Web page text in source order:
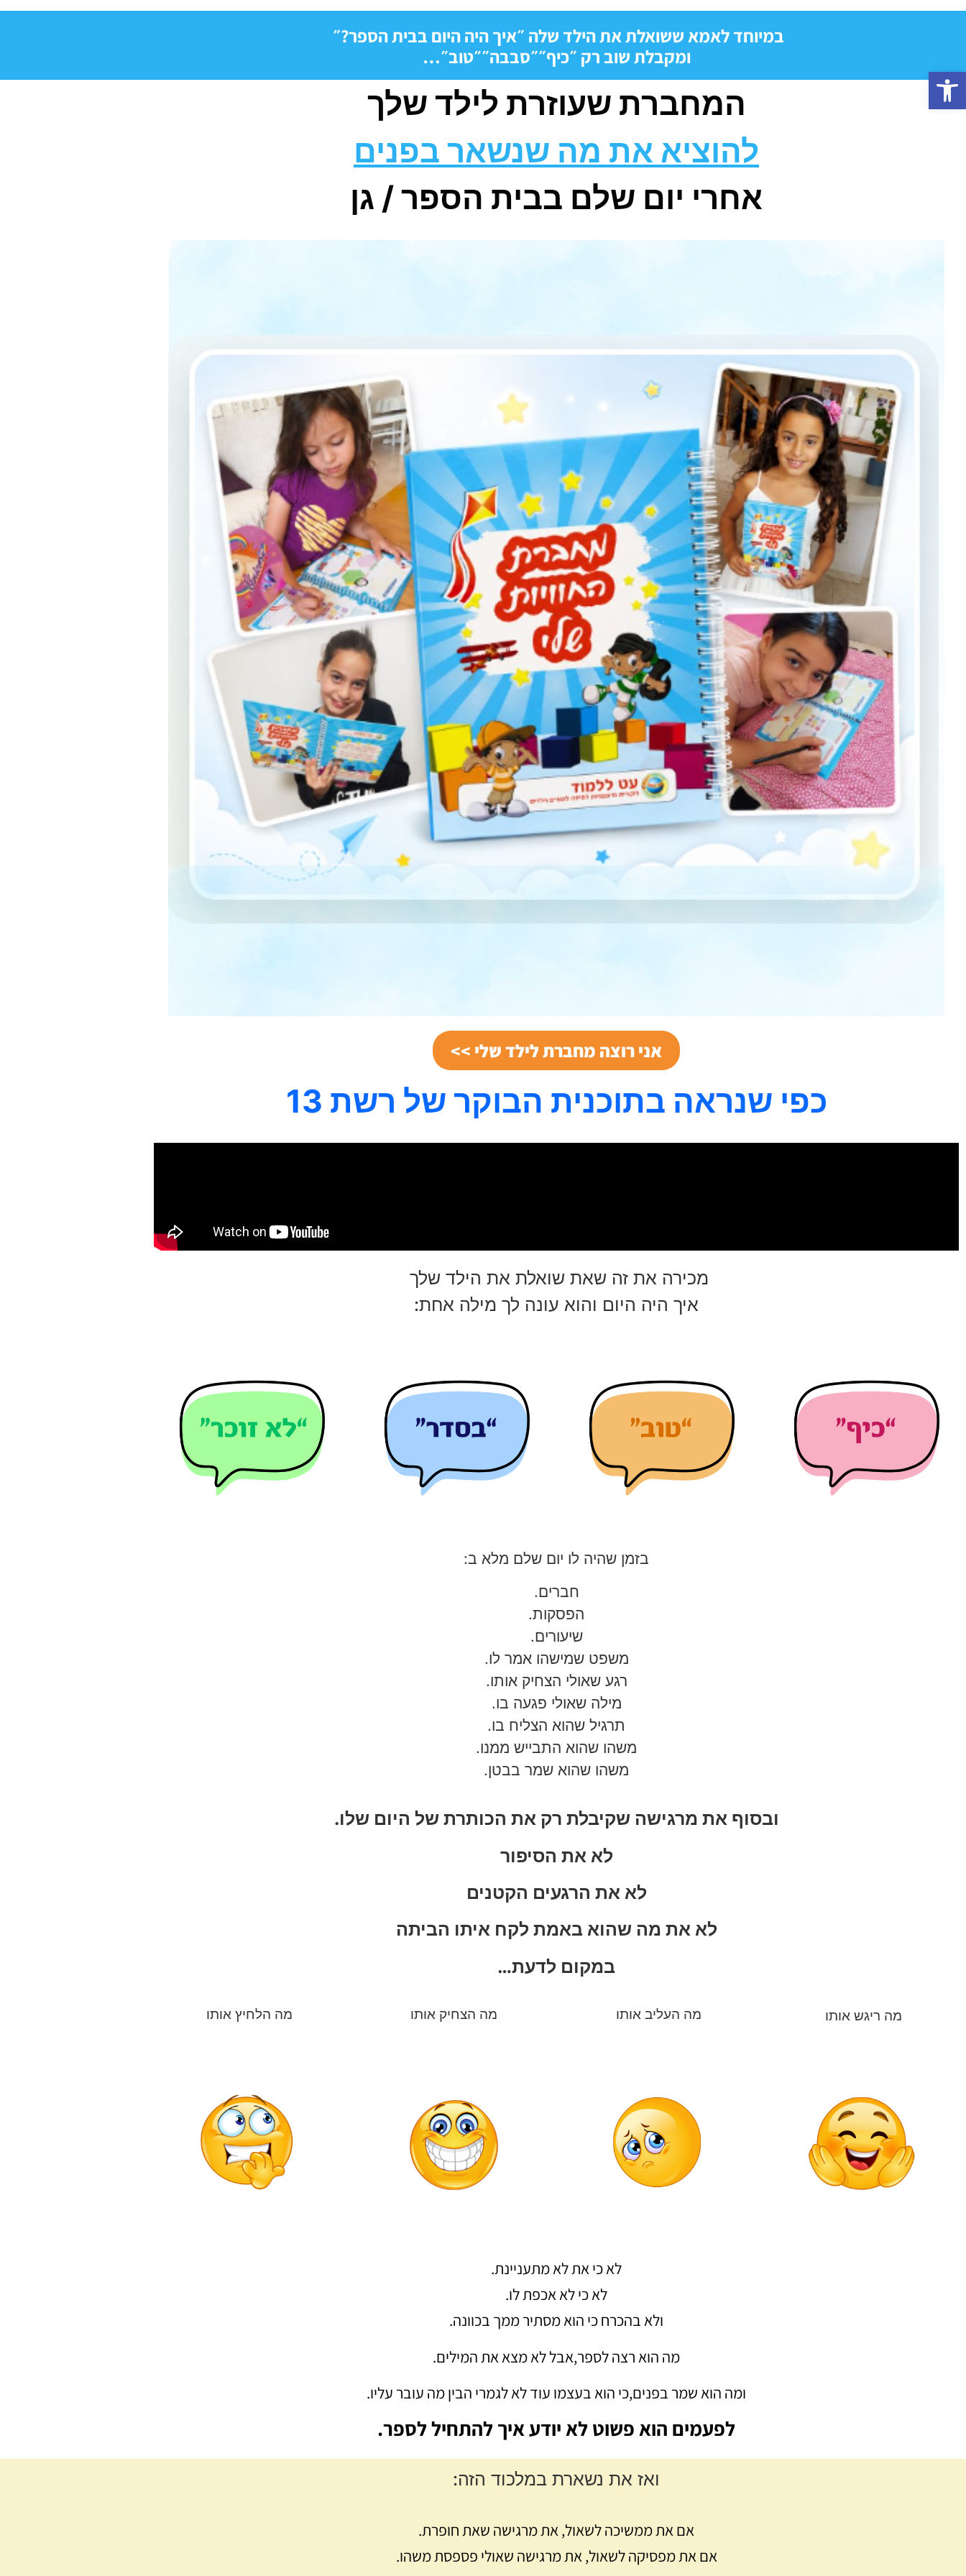
פתח סרגל נגישות
במיוחד לאמא ששואלת את הילד שלה ״איך היה היום בבית הספר?״
ומקבלת שוב רק ״כיף״״סבבה״״טוב״…
המחברת שעוזרת לילד שלך
להוציא את מה שנשאר בפנים
אחרי יום שלם בבית הספר / גן
אני רוצה מחברת לילד שלי >>
כפי שנראה בתוכנית הבוקר של רשת 13
מכירה את זה שאת שואלת את הילד שלך
איך היה היום והוא עונה לך מילה אחת:
בזמן שהיה לו יום שלם מלא ב:
חברים.
הפסקות.
שיעורים.
משפט שמישהו אמר לו.
רגע שאולי הצחיק אותו.
מילה שאולי פגעה בו.
תרגיל שהוא הצליח בו.
משהו שהוא התבייש ממנו.
משהו שהוא שמר בבטן.
ובסוף את מרגישה שקיבלת רק את הכותרת של היום שלו.
לא את הסיפור
לא את הרגעים הקטנים
לא את מה שהוא באמת לקח איתו הביתה
במקום לדעת…
מה ריגש אותו מה העליב אותו מה הצחיק אותו מה הלחיץ אותו
לא כי את לא מתעניינת.
לא כי לא אכפת לו.
ולא בהכרח כי הוא מסתיר ממך בכוונה.
מה הוא רצה לספר,אבל לא מצא את המילים.
ומה הוא שמר בפנים,כי הוא בעצמו עוד לא לגמרי הבין מה עובר עליו.
לפעמים הוא פשוט לא יודע איך להתחיל לספר.
ואז את נשארת במלכוד הזה:
אם את ממשיכה לשאול, את מרגישה שאת חופרת.
אם את מפסיקה לשאול, את מרגישה שאולי פספסת משהו.